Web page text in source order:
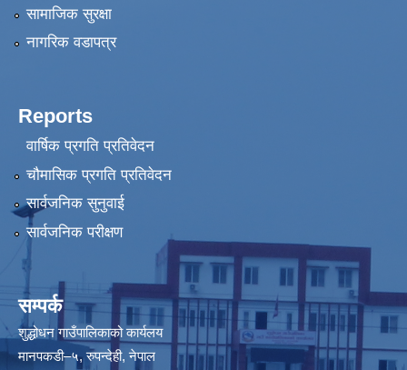
सामाजिक सुरक्षा
नागरिक वडापत्र
Reports
वार्षिक प्रगति प्रतिवेदन
चौमासिक प्रगति प्रतिवेदन
सार्वजनिक सुनुवाई
सार्वजनिक परीक्षण
सम्पर्क
शुद्धोधन गाउँपालिकाको कार्यलय
मानपकडी–५, रुपन्देही, नेपाल